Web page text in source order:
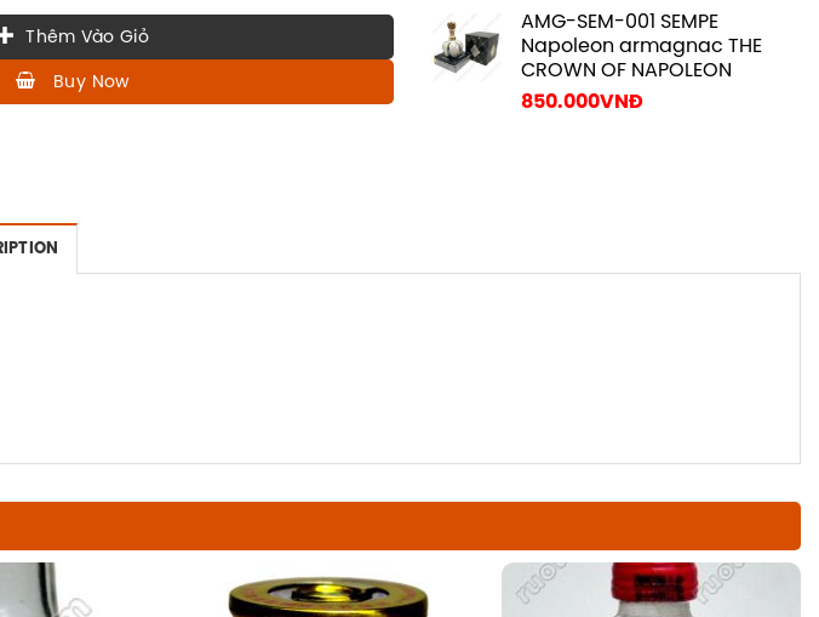
Thêm Vào Giỏ
Buy Now
AMG-SEM-001 SEMPE
Napoleon armagnac THE
CROWN OF NAPOLEON
850.000VNĐ